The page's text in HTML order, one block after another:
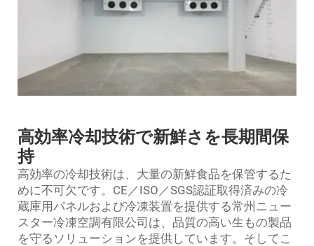
高効率冷却技術で新鮮さを長期間保
持
高効率の冷却技術は、大量の新鮮食品を保管するた
めに不可欠です。CE／ISO／SGS認証取得済みの冷
蔵庫用パネルおよび冷凍装置を提供する常州ニュー
スター冷凍空調有限公司は、品質の高い生もの製品
を守るソリューションを提供しています。そしてこ